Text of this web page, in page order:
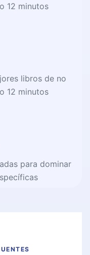
12 minutos
libros de no
12 minutos
para dominar